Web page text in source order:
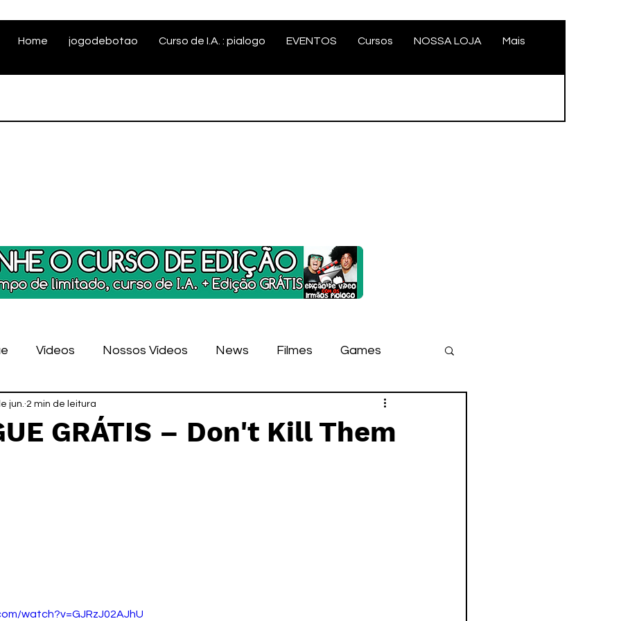
Home jogodebotao Curso de I.A. : pialogo EVENTOS Cursos NOSSA LOJA Mais
Vídeos Nossos Vídeos News Filmes Games
Tecnologia game
GRÁTIS – Don't Kill Them
jun. 2 min de leitura
5 estrelas.
watch?v=GJRzJ02AJhU